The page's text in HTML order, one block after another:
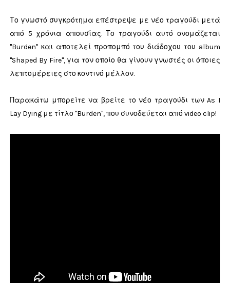
Το γνωστό συγκρότημα επέστρεψε με νέο τραγούδι μετά
από 5 χρόνια απουσίας. Το τραγούδι αυτό ονομάζεται
"Burden" και αποτελεί προπομπό του διάδοχου του album
"Shaped By Fire", για τον οποίο θα γίνουν γνωστές οι όποιες
λεπτομέρειες στο κοντινό μέλλον.
Παρακάτω μπορείτε να βρείτε το νέο τραγούδι των As I
Lay Dying με τίτλο "Burden", που συνοδεύεται από video clip!